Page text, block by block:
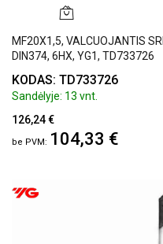
MF20X1,5, VALCUOJANTIS
DIN374, 6HX, YG1, TD733726
KODAS: TD733726
Sandėlyje: 13 vnt.
126,24 €
104,33 €